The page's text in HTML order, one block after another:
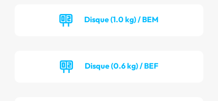
Disque (1.0 kg) / BEM
Disque (0.6 kg) / BEF